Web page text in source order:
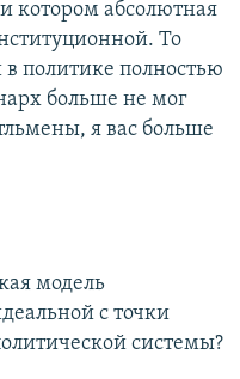
котором абсолютная
То
в политике полностью
больше не мог
я вас больше
модель
с точки
системы?